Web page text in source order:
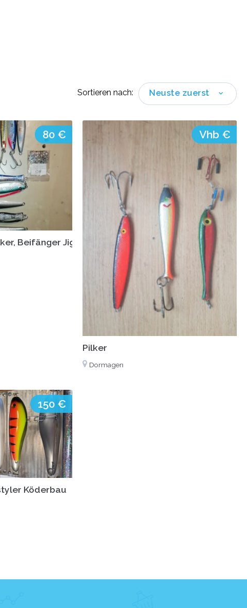
Neuste zuerst
Sortieren nach:
80 €
Beifänger Jig-heads, Gummifische,
Vhb €
Pilker
Dormagen
150 €
Köderbau